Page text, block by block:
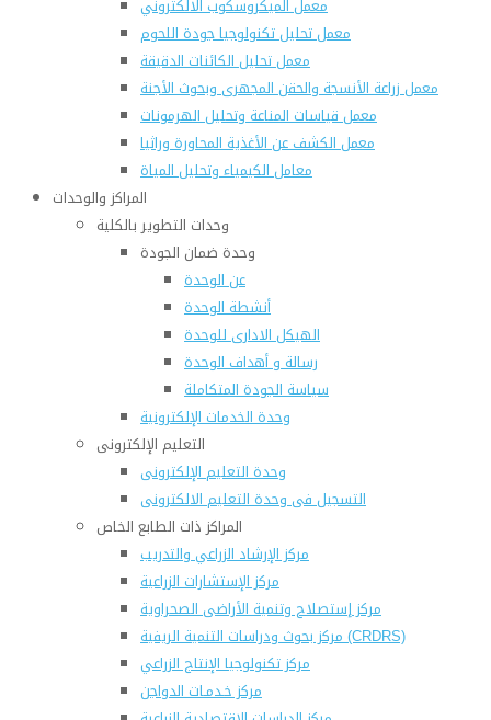
معمل الميكروسكوب الالكتروني
معمل تحليل تكنولوجيا جودة اللحوم
معمل تحليل الكائنات الدقيقة
معمل زراعة الأنسجة والحقن المجهرى وبحوث الأجنة
معمل قياسات المناعة وتحليل الهرمونات
معمل الكشف عن الأغذية المحاورة وراثيا
معامل الكيمياء وتحليل المياة
المراكز والوحدات
وحدات التطوير بالكلية
وحدة ضمان الجودة
عن الوحدة
أنشطة الوحدة
الهيكل الادارى للوحدة
رسالة و أهداف الوحدة
سياسة الجودة المتكاملة
وحدة الخدمات الإلكترونية
التعليم الإلكترونى
وحدة التعليم الإلكترونى
التسجيل فى وحدة التعليم الالكترونى
المراكز ذات الطابع الخاص
مركز الإرشاد الزراعي والتدريب
مركز الإستشارات الزراعية
مركز إستصلاح وتنمية الأراضى الصحراوية
مركز بحوث ودراسات التنمية الريفية (CRDRS)
مركز تكنولوجيا الإنتاج الزراعي
مركز خـدمـات الدواجن